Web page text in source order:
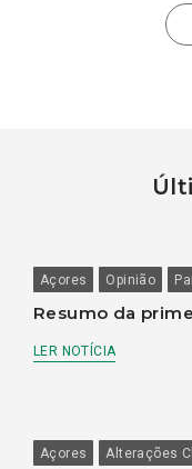
Açores Opinião
Resumo da
LER NOTÍCIA
Açores Alterações